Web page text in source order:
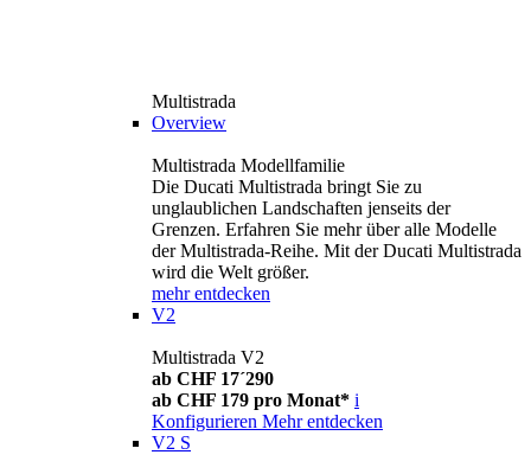
Multistrada
Overview
Multistrada Modellfamilie
Die Ducati Multistrada bringt Sie zu
unglaublichen Landschaften jenseits der
Grenzen. Erfahren Sie mehr über alle Modelle
der Multistrada-Reihe. Mit der Ducati Multistrada
wird die Welt größer.
mehr entdecken
V2
Multistrada V2
ab CHF 17´290
ab CHF 179 pro Monat* i
Konfigurieren Mehr entdecken
V2 S